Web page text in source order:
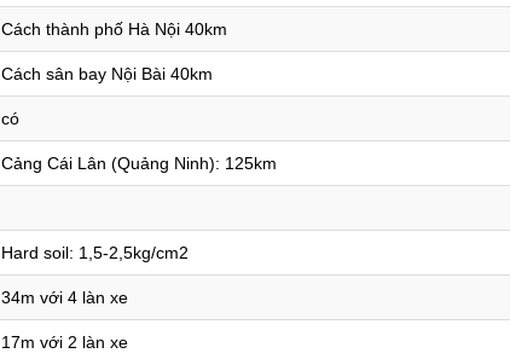
Cách thành phố Hà Nội 40km
Cách sân bay Nội Bài 40km
có
Cảng Cái Lân (Quảng Ninh): 125km
Hard soil: 1,5-2,5kg/cm2
34m với 4 làn xe
17m với 2 làn xe